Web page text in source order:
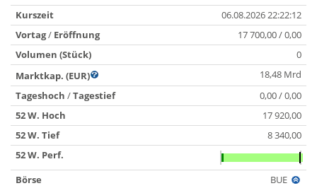
Kurszeit
06.08.2026 22:22:12
Vortag/ Eröffnung
17 700,00 / 0,00
Volumen (Stück)
0
Marktkap. (EUR)
18,48 Mrd
Tageshoch /Tagestief
0,00 / 0,00
52 W. Hoch
17 920,00
52 W. Tief
8 340,00
52 W. Perf.
Börse
BUE